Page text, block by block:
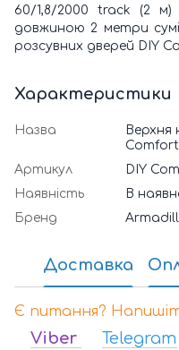
60/1,8/2000 track (2
довжиною 2 метри
розсувних дверей DIY
Характеристики
Назва
Верхня
Артикул
DIY
Наявність
В
Бренд
Доставка
Є питання?
Viber Telegram